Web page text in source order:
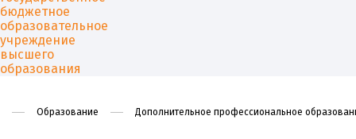
Образование Дополнительное профессиональное